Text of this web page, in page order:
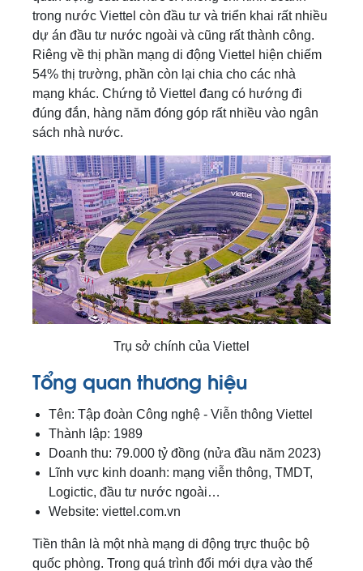
trong nước Viettel còn đầu tư và triển khai rất nhiều
dự án đầu tư nước ngoài và cũng rất thành công.
Riêng về thị phần mạng di động Viettel hiện chiếm
54% thị trường, phần còn lại chia cho các nhà
mạng khác. Chứng tỏ Viettel đang có hướng đi
đúng đắn, hàng năm đóng góp rất nhiều vào ngân
sách nhà nước.
Trụ sở chính của Viettel
Tổng quan thương hiệu
Tên: Tập đoàn Công nghệ - Viễn thông Viettel
Thành lập: 1989
Doanh thu: 79.000 tỷ đồng (nửa đầu năm 2023)
Lĩnh vực kinh doanh: mạng viễn thông, TMDT,
Logictic, đầu tư nước ngoài…
Website: viettel.com.vn
Tiền thân là một nhà mạng di động trực thuộc bộ
quốc phòng. Trong quá trình đổi mới dựa vào thế